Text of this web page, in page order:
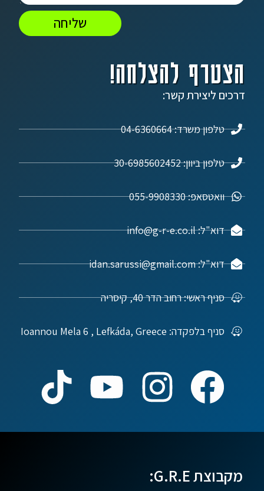
הצטרף להצלחה!
דרכים ליצירת קשר:
טלפון משרד: 04-6360664
טלפון ביוון: 30-6985602452
וואטסאפ: 055-9908330
דוא"ל: info@g-r-e.co.il
דוא"ל: idan.sarussi@gmail.com
סניף ראשי: רחוב הדר 40, קיסריה
סניף בלפקדה: Ioannou Mela 6 , Lefkáda, Greece
שליחה
מקבוצת G.R.E: